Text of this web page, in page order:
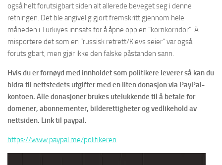
også helt forutsigbart siden alt allerede beveget seg i denne
retningen. Det ble angivelig gjort fremskritt gjennom hele
måneden i Turkiyes innsats for å åpne opp en “kornkorridor”. Å
misportere det som en “russisk retrett/Kievs seier” var også
forutsigbart, men gjør ikke den falske påstanden sann.
Hvis du er fornøyd med innholdet som politikere leverer så kan du
bidra til nettstedets utgifter med en liten donasjon via PayPal-
kontoen. Alle donasjoner brukes utelukkende til å betale for
domener, abonnementer, bilderettigheter og vedlikehold av
nettsiden. Link til paypal.
https://www.paypal.me/politikeren